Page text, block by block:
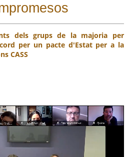
dels grups de la majoria per
per un pacte d'Estat per a la
CASS